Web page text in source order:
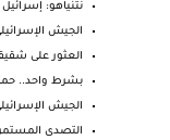
نتنياهو:
الجيش
العثور على
بشرط واحد..
الجيش
التصدى المستمر